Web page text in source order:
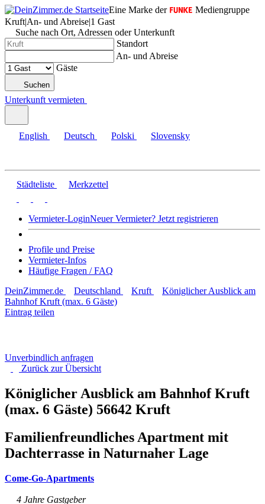
Eine Marke der
Mediengruppe
Kruft|An- und Abreise|1 Gast
Suche nach Ort, Adressen oder Unterkunft
Standort
An- und Abreise
Gäste
Suchen
Unterkunft vermieten
English Deutsch Polski Slovensky
Städteliste Merkzettel
Vermieter-LoginNeuer Vermieter? Jetzt registrieren
Profile und Preise
Vermieter-Infos
Häufige Fragen / FAQ
DeinZimmer.de
Deutschland Kruft
Königlicher Ausblick am
Bahnhof Kruft (max. 6 Gäste)
Eintrag teilen
Unverbindlich anfragen
Zurück zurÜbersicht
Königlicher Ausblick am Bahnhof Kruft
(max. 6 Gäste) 56642 Kruft
Familienfreundliches Apartment mit
Dachterrasse in Naturnaher Lage
Come-Go-Apartments
4 Jahre Gastgeber